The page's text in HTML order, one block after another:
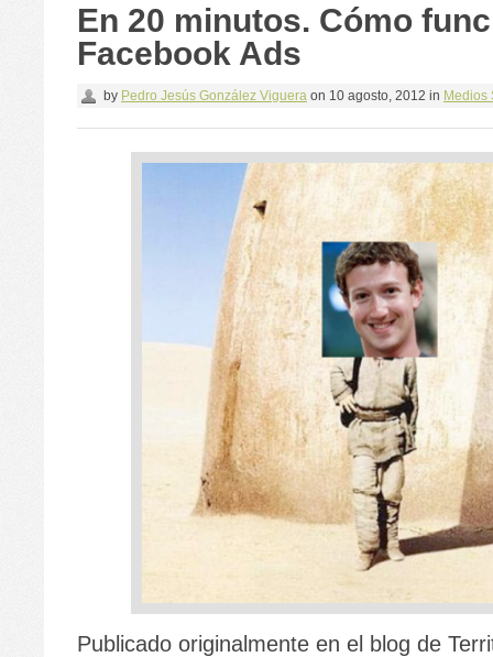
En 20 minutos. Cómo
Facebook Ads
by Pedro Jesús González Viguera on 10 agosto, 2012 in Medios
Publicado originalmente en el blog de